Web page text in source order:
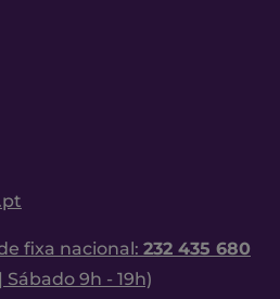
fixa nacional: 232 435 680
9h - 19h)